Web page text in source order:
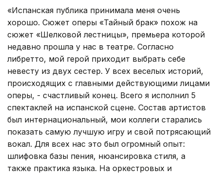
«Испанская публика принимала меня очень
хорошо. Сюжет оперы «Тайный брак» похож на
сюжет «Шелковой лестницы», премьера которой
недавно прошла у нас в театре. Согласно
либретто, мой герой приходит выбрать себе
невесту из двух сестер. У всех веселых историй,
происходящих с главными действующими лицами
оперы, - счастливый конец. Всего я исполнил 5
спектаклей на испанской сцене. Состав артистов
был интернациональный, мои коллеги старались
показать самую лучшую игру и свой потрясающий
вокал. Для всех нас это был огромный опыт:
шлифовка базы пения, нюансировка стиля, а
также практика языка. На оркестровых и